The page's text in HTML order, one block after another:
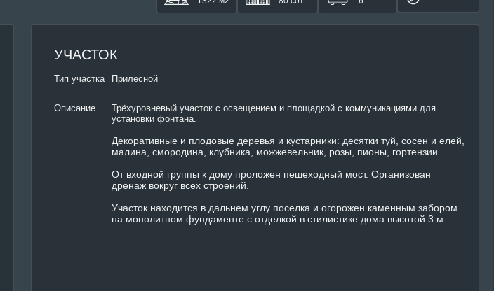
УЧАСТОК
Тип участка Прилесной
Описание
Трёхуровневый участок с освещением и площадкой с коммуникациями для
установки фонтана.
Декоративные и плодовые деревья и кустарники: десятки туй, сосен и елей,
малина, смородина, клубника, можжевельник, розы, пионы, гортензии.
От входной группы к дому проложен пешеходный мост. Организован
дренаж вокруг всех строений.
Участок находится в дальнем углу поселка и огорожен каменным забором
на монолитном фундаменте с отделкой в стилистике дома высотой 3 м.